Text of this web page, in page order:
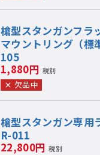
槍型スタンガンフラ
マウントリング（標
105
1,880円 税別
欠品中
槍型スタンガン専
R-011
22,800円 税別